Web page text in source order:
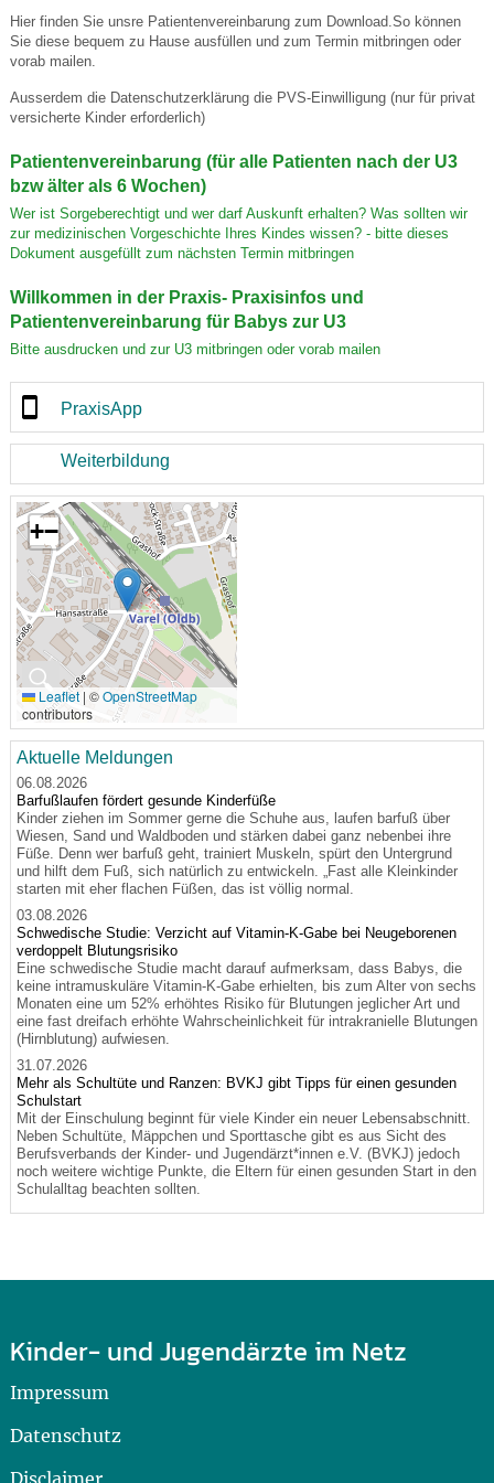
Hier finden Sie unsre Patientenvereinbarung zum Download.So können
Sie diese bequem zu Hause ausfüllen und zum Termin mitbringen oder
vorab mailen.
Ausserdem die Datenschutzerklärung die PVS-Einwilligung (nur für privat
versicherte Kinder erforderlich)
Patientenvereinbarung (für alle Patienten nach der U3
bzw älter als 6 Wochen)
Wer ist Sorgeberechtigt und wer darf Auskunft erhalten? Was sollten wir
zur medizinischen Vorgeschichte Ihres Kindes wissen? - bitte dieses
Dokument ausgefüllt zum nächsten Termin mitbringen
Willkommen in der Praxis- Praxisinfos und
Patientenvereinbarung für Babys zur U3
Bitte ausdrucken und zur U3 mitbringen oder vorab mailen
PraxisApp
Weiterbildung
🔍
+−
Leaflet | ©OpenStreetMap
contributors
Aktuelle Meldungen
06.08.2026
Barfußlaufen fördert gesunde Kinderfüße
Kinder ziehen im Sommer gerne die Schuhe aus, laufen barfuß über
Wiesen, Sand und Waldboden und stärken dabei ganz nebenbei ihre
Füße. Denn wer barfuß geht, trainiert Muskeln, spürt den Untergrund
und hilft dem Fuß, sich natürlich zu entwickeln. „Fast alle Kleinkinder
starten mit eher flachen Füßen, das ist völlig normal.
03.08.2026
Schwedische Studie: Verzicht auf Vitamin-K-Gabe bei Neugeborenen
verdoppelt Blutungsrisiko
Eine schwedische Studie macht darauf aufmerksam, dass Babys, die
keine intramuskuläre Vitamin-K-Gabe erhielten, bis zum Alter von sechs
Monaten eine um 52% erhöhtes Risiko für Blutungen jeglicher Art und
eine fast dreifach erhöhte Wahrscheinlichkeit für intrakranielle Blutungen
(Hirnblutung) aufwiesen.
31.07.2026
Mehr als Schultüte und Ranzen: BVKJ gibt Tipps für einen gesunden
Schulstart
Mit der Einschulung beginnt für viele Kinder ein neuer Lebensabschnitt.
Neben Schultüte, Mäppchen und Sporttasche gibt es aus Sicht des
Berufsverbands der Kinder- und Jugendärzt*innen e.V. (BVKJ) jedoch
noch weitere wichtige Punkte, die Eltern für einen gesunden Start in den
Schulalltag beachten sollten.
Kinder- und Jugendärzte im Netz
Impressum
Datenschutz
Disclaimer